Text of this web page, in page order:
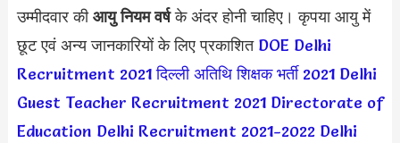
उम्मीदवार कीआयु नियम वर्षके अंदर होनी चाहिए। कृपया आयु में
छूट एवं अन्य जानकारियों के लिए प्रकाशित DOE Delhi
Recruitment 2021 दिल्ली अतिथि शिक्षक भर्ती 2021 Delhi
Guest Teacher Recruitment 2021 Directorate of
Education Delhi Recruitment 2021-2022 Delhi